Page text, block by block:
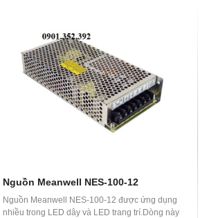
Nguồn Meanwell NES-100-12
Nguồn Meanwell NES-100-12 được ứng dụng
nhiều trong LED dây và LED trang trí.Dòng này